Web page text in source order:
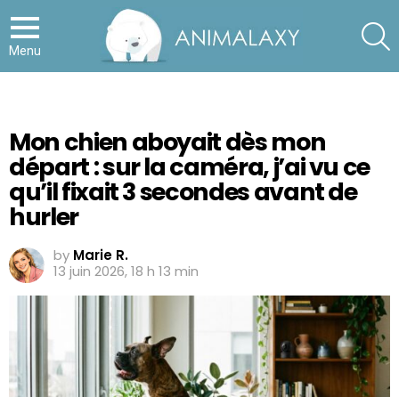
Menu
Mon chien aboyait dès mon
départ : sur la caméra, j’ai vu ce
qu’il fixait 3 secondes avant de
hurler
by Marie R.
13 juin 2026, 18 h 13 min